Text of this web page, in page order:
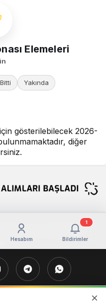
Elemeleri
Bitti Yakında
gösterilebilecek 2026-
diğer
Hesabım Bildirimler
1
Güncel Haber Aittir !